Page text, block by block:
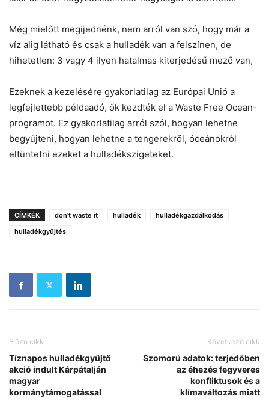
Még mielőtt megijednénk, nem arról van szó, hogy már a
víz alig látható és csak a hulladék van a felszínen, de
hihetetlen: 3 vagy 4 ilyen hatalmas kiterjedésű mező van,
Ezeknek a kezelésére gyakorlatilag az Európai Unió a
legfejlettebb példaadó, ők kezdték el a Waste Free Ocean-
programot. Ez gyakorlatilag arról szól, hogyan lehetne
begyűjteni, hogyan lehetne a tengerekről, óceánokról
eltüntetni ezeket a hulladékszigeteket.
CÍMKÉK don't waste it hulladék
hulladékgazdálkodás
hulladékgyűjtés
Előző cikk
Tíznapos hulladékgyűjtő
akció indult Kárpátalján
magyar
kormánytámogatással
Következő cikk
Szomorú adatok: terjedőben
az éhezés fegyveres
konfliktusok és a
klímaváltozás miatt